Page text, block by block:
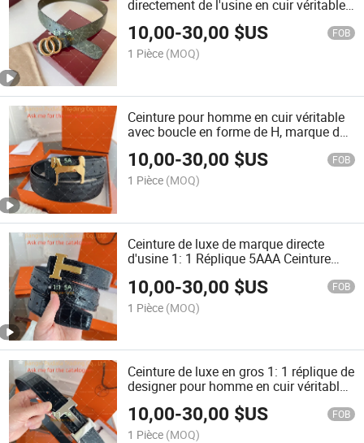
directement de l'usine en cuir véritable
de haute qualité avec boucle en lettres,
marque de luxe célèbre, ceinture
classique réplique pour femme
10,00-30,00 $US FOB
1 Pièce (MOQ)
Ceinture pour homme en cuir véritable
avec boucle en forme de H, marque de
luxe, haute qualité, ceinture vintage
décontractée
10,00-30,00 $US FOB
1 Pièce (MOQ)
Ceinture de luxe de marque directe
d'usine 1: 1 Réplique 5AAA Ceinture
boucle automatique de haute qualité,
mode H
10,00-30,00 $US FOB
1 Pièce (MOQ)
Ceinture de luxe en gros 1: 1 réplique de
designer pour homme en cuir véritable
de haute qualité, célèbre marque H
lettre pour boucles de ceinture
10,00-30,00 $US FOB
1 Pièce (MOQ)